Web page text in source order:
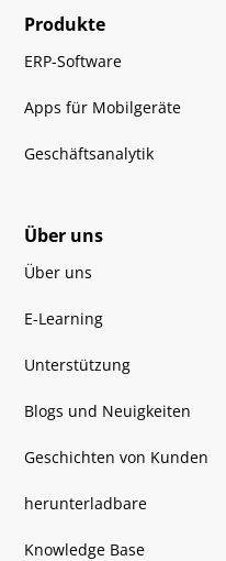
Produkte
ERP-Software
Apps für Mobilgeräte
Geschäftsanalytik
Über uns
Über uns
E-Learning
Unterstützung
Blogs und Neuigkeiten
Geschichten von Kunden
herunterladbare
Knowledge Base